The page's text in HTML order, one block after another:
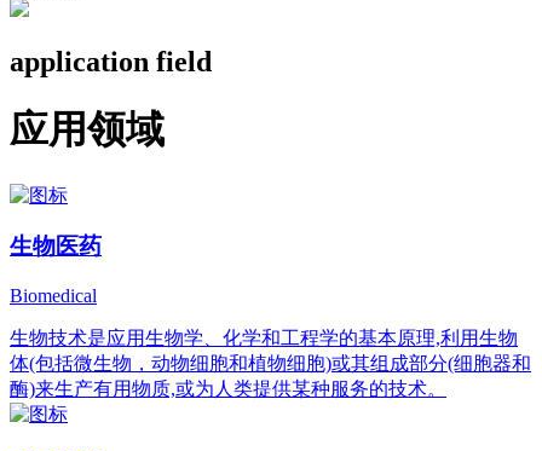
application field
应用领域
生物医药
Biomedical
生物技术是应用生物学、化学和工程学的基本原理,利用生物
体(包括微生物，动物细胞和植物细胞)或其组成部分(细胞器和
酶)来生产有用物质,或为人类提供某种服务的技术。